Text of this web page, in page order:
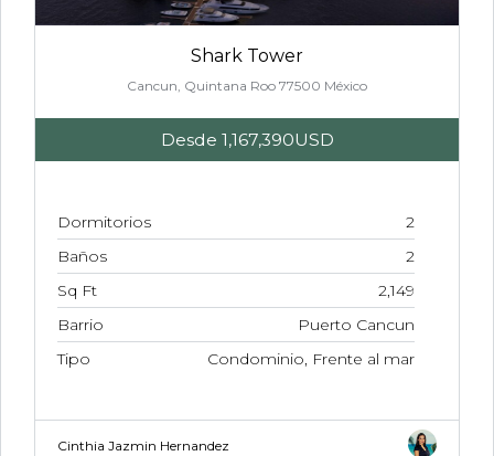
Shark Tower
Cancun, Quintana Roo 77500 México
Desde 1,167,390USD
Dormitorios
2
Baños
2
Sq Ft
2,149
Barrio
Puerto Cancun
Tipo
Condominio, Frente al mar
Cinthia Jazmin Hernandez